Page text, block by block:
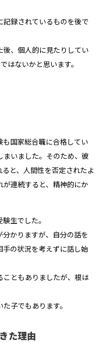
録されているものを後で
、個人的に見たりしてい
はないかと思います。
国家総合職に合格してい
まいました。そのため、彼
と、人間性を否定されたよ
連続すると、精神的にか
生でした。
かりますが、自分の話を
の状況を考えずに話し始
こともありましたが、根は
子でもあります。
た理由